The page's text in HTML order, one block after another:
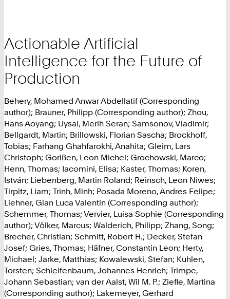
Actionable Artificial
Intelligence for the Future of
Production
Behery, Mohamed Anwar Abdellatif (Corresponding
author); Brauner, Philipp (Corresponding author); Zhou,
Hans Aoyang; Uysal, Merih Seran; Samsonov, Vladimir;
Bellgardt, Martin; Brillowski, Florian Sascha; Brockhoff,
Tobias; Farhang Ghahfarokhi, Anahita; Gleim, Lars
Christoph; Gorißen, Leon Michel; Grochowski, Marco;
Henn, Thomas; Iacomini, Elisa; Kaster, Thomas; Koren,
István; Liebenberg, Martin Roland; Reinsch, Leon Niwes;
Tirpitz, Liam; Trinh, Minh; Posada Moreno, Andres Felipe;
Liehner, Gian Luca Valentin (Corresponding author);
Schemmer, Thomas; Vervier, Luisa Sophie (Corresponding
author); Völker, Marcus; Walderich, Philipp; Zhang, Song;
Brecher, Christian; Schmitt, Robert H.; Decker, Stefan
Josef; Gries, Thomas; Häfner, Constantin Leon; Herty,
Michael; Jarke, Matthias; Kowalewski, Stefan; Kuhlen,
Torsten; Schleifenbaum, Johannes Henrich; Trimpe,
Johann Sebastian; van der Aalst, Wil M. P.; Ziefle, Martina
(Corresponding author); Lakemeyer, Gerhard